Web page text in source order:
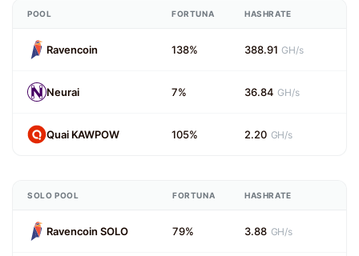
POOL FORTUNA HASHRATE
Ravencoin 138% 388.91 GH/s
Neurai 7% 36.84 GH/s
Quai KAWPOW 105% 2.20 GH/s
SOLO POOL FORTUNA HASHRATE
Ravencoin SOLO 79% 3.88 GH/s